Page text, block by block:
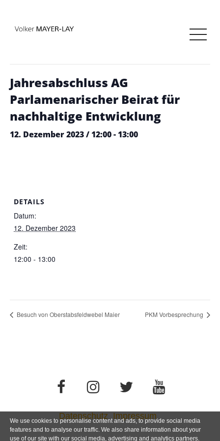
« Alle Veranstaltungen
Jahresabschluss AG
Parlamenarischer Beirat für
nachhaltige Entwicklung
12. Dezember 2023 / 12:00-13:00
DETAILS
Datum:
12. Dezember 2023
Zeit:
12:00 - 13:00
Besuch von Oberstabsfeldwebel Maier PKM Vorbesprechung
Datenschutz Impressum
We use cookies to personalise content and ads, to provide social media
features and to analyse our traffic. We also share information about your
use of our site with our social media, advertising and analytics partners.